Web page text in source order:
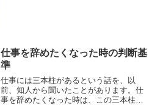
仕事を辞めたくなった時の判断基
準
仕事には三本柱があるという話を、以
前、知人から聞いたことがあります。仕
事を辞めたくなった時は、この三本柱を